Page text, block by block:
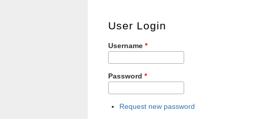
User Login
Username *
Password *
Request new password